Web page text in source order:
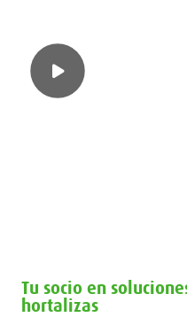
Tu socio en
hortalizas